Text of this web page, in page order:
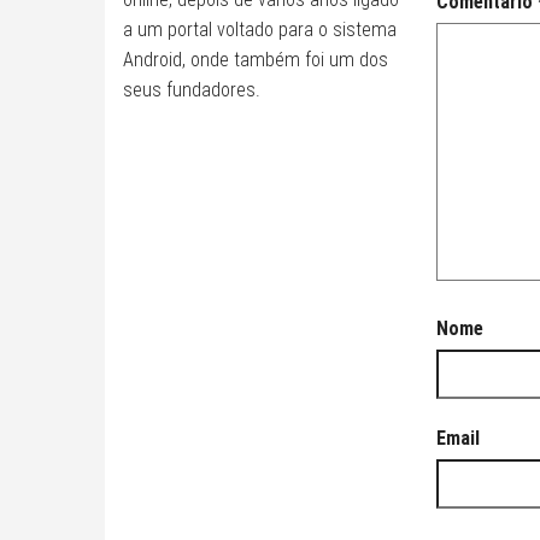
a um portal voltado para o sistema
Android, onde também foi um dos
seus fundadores.
Nome
Email